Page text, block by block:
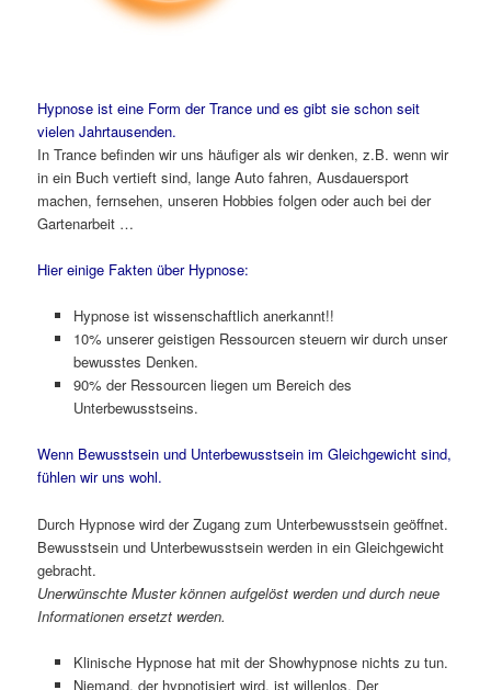
Hypnose ist eine Form der Trance und es gibt sie schon seit
vielen Jahrtausenden.
In Trance befinden wir uns häufiger als wir denken, z.B. wenn wir
in ein Buch vertieft sind, lange Auto fahren, Ausdauersport
machen, fernsehen, unseren Hobbies folgen oder auch bei der
Gartenarbeit …
Hier einige Fakten über Hypnose:
Hypnose ist wissenschaftlich anerkannt!!
10% unserer geistigen Ressourcen steuern wir durch unser
bewusstes Denken.
90% der Ressourcen liegen um Bereich des
Unterbewusstseins.
Wenn Bewusstsein und Unterbewusstsein im Gleichgewicht sind,
fühlen wir uns wohl.
Durch Hypnose wird der Zugang zum Unterbewusstsein geöffnet.
Bewusstsein und Unterbewusstsein werden in ein Gleichgewicht
gebracht.
Unerwünschte Muster können aufgelöst werden und durch neue
Informationen ersetzt werden.
Klinische Hypnose hat mit der Showhypnose nichts zu tun.
Niemand, der hypnotisiert wird, ist willenlos. Der